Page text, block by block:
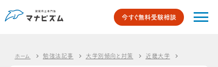
今すぐ無料受験相談
ホーム 勉強法記事 大学別傾向と対策 近畿大学